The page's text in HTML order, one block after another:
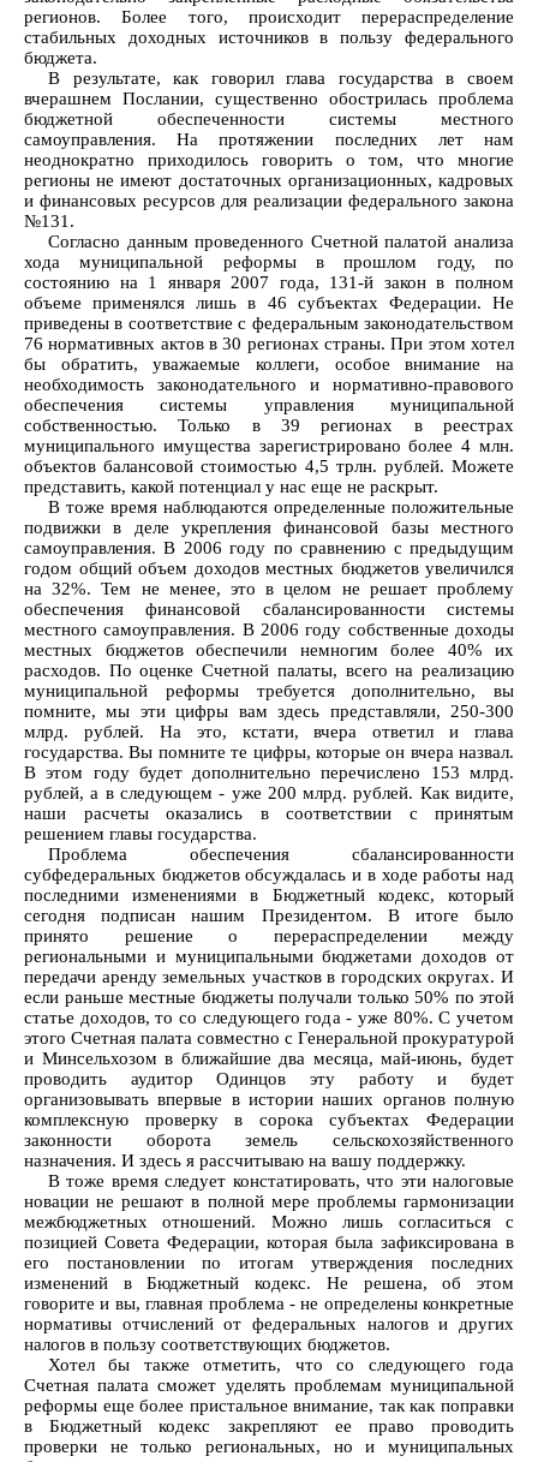
регионов. Более того, происходит перераспределение
стабильных доходных источников в пользу федерального
бюджета.
В результате, как говорил глава государства в своем
вчерашнем Послании, существенно обострилась проблема
бюджетной обеспеченности системы местного
самоуправления. На протяжении последних лет нам
неоднократно приходилось говорить о том, что многие
регионы не имеют достаточных организационных, кадровых
и финансовых ресурсов для реализации федерального закона
№131.
Согласно данным проведенного Счетной палатой анализа
хода муниципальной реформы в прошлом году, по
состоянию на 1 января 2007 года, 131-й закон в полном
объеме применялся лишь в 46 субъектах Федерации. Не
приведены в соответствие с федеральным законодательством
76 нормативных актов в 30 регионах страны. При этом хотел
бы обратить, уважаемые коллеги, особое внимание на
необходимость законодательного и нормативно-правового
обеспечения системы управления муниципальной
собственностью. Только в 39 регионах в реестрах
муниципального имущества зарегистрировано более 4 млн.
объектов балансовой стоимостью 4,5 трлн. рублей. Можете
представить, какой потенциал у нас еще не раскрыт.
В тоже время наблюдаются определенные положительные
подвижки в деле укрепления финансовой базы местного
самоуправления. В 2006 году по сравнению с предыдущим
годом общий объем доходов местных бюджетов увеличился
на 32%. Тем не менее, это в целом не решает проблему
обеспечения финансовой сбалансированности системы
местного самоуправления. В 2006 году собственные доходы
местных бюджетов обеспечили немногим более 40% их
расходов. По оценке Счетной палаты, всего на реализацию
муниципальной реформы требуется дополнительно, вы
помните, мы эти цифры вам здесь представляли, 250-300
млрд. рублей. На это, кстати, вчера ответил и глава
государства. Вы помните те цифры, которые он вчера назвал.
В этом году будет дополнительно перечислено 153 млрд.
рублей, а в следующем - уже 200 млрд. рублей. Как видите,
наши расчеты оказались в соответствии с принятым
решением главы государства.
Проблема обеспечения сбалансированности
субфедеральных бюджетов обсуждалась и в ходе работы над
последними изменениями в Бюджетный кодекс, который
сегодня подписан нашим Президентом. В итоге было
принято решение о перераспределении между
региональными и муниципальными бюджетами доходов от
передачи аренду земельных участков в городских округах. И
если раньше местные бюджеты получали только 50% по этой
статье доходов, то со следующего года - уже 80%. С учетом
этого Счетная палата совместно с Генеральной прокуратурой
и Минсельхозом в ближайшие два месяца, май-июнь, будет
проводить аудитор Одинцов эту работу и будет
организовывать впервые в истории наших органов полную
комплексную проверку в сорока субъектах Федерации
законности оборота земель сельскохозяйственного
назначения. И здесь я рассчитываю на вашу поддержку.
В тоже время следует констатировать, что эти налоговые
новации не решают в полной мере проблемы гармонизации
межбюджетных отношений. Можно лишь согласиться с
позицией Совета Федерации, которая была зафиксирована в
его постановлении по итогам утверждения последних
изменений в Бюджетный кодекс. Не решена, об этом
говорите и вы, главная проблема - не определены конкретные
нормативы отчислений от федеральных налогов и других
налогов в пользу соответствующих бюджетов.
Хотел бы также отметить, что со следующего года
Счетная палата сможет уделять проблемам муниципальной
реформы еще более пристальное внимание, так как поправки
в Бюджетный кодекс закрепляют ее право проводить
проверки не только региональных, но и муниципальных